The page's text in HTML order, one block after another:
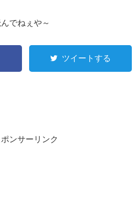
でねぇや～
ツイートする
ポンサーリンク